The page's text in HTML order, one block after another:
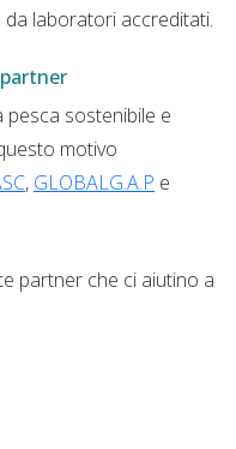
laboratori accreditati.
sostenibile e
motivo
, GLOBALG.A.P e
partner che ci aiutino a